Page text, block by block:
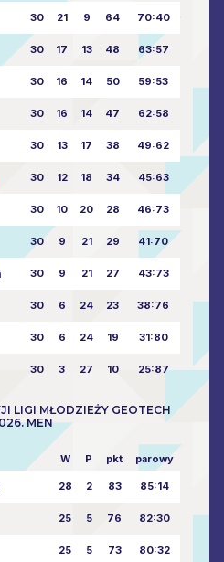
30 21 9 64 70:40
30 17 13 48 63:57
30 16 14 50 59:53
30 16 14 47 62:58
30 13 17 38 49:62
30 12 18 34 45:63
30 10 20 28 46:73
30 9 21 29 41:70
30 9 21 27 43:73
30 6 24 23 38:76
30 6 24 19 31:80
30 3 27 10 25:87
LIGI MŁODZIEŻY GEOTECH
MEN
W P pkt parowy
28 2 83 85:14
25 5 76 82:30
25 5 73 80:32